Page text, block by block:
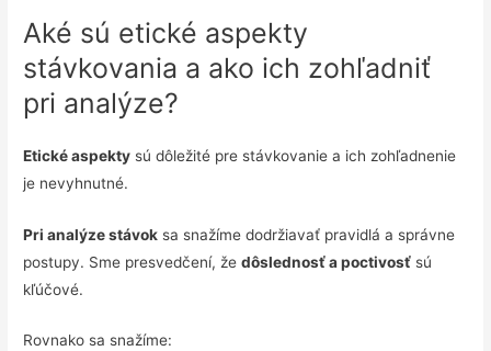
Aké sú etické aspekty
stávkovania a ako ich zohľadniť
pri analýze?
Etické aspekty sú dôležité pre stávkovanie a ich zohľadnenie
je nevyhnutné.
Pri analýze stávok sa snažíme dodržiavať pravidlá a správne
postupy. Sme presvedčení, žedôslednosť a poctivosť sú
kľúčové.
Rovnako sa snažíme: